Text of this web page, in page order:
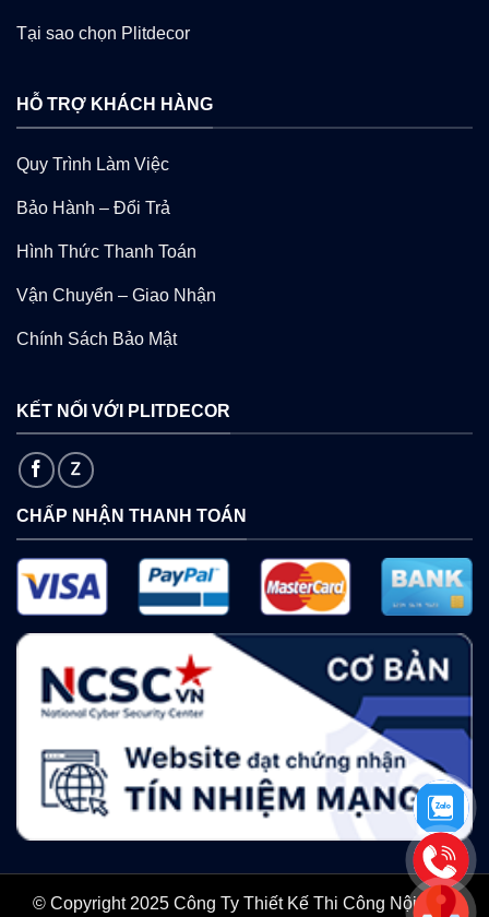
Tại sao chọn Plitdecor
HỖ TRỢ KHÁCH HÀNG
Quy Trình Làm Việc
Bảo Hành – Đổi Trả
Hình Thức Thanh Toán
Vận Chuyển – Giao Nhận
Chính Sách Bảo Mật
KẾT NỐI VỚI PLITDECOR
CHẤP NHẬN THANH TOÁN
© Copyright 2025 Công Ty Thiết Kế Thi Công Nội Thất